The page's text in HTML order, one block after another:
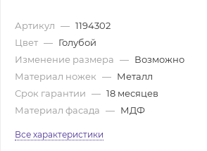
Артикул — 1194302
Цвет — Голубой
Изменение размера — Возможно
Материал ножек — Металл
Срок гарантии — 18 месяцев
Материал фасада — МДФ
Все характеристики